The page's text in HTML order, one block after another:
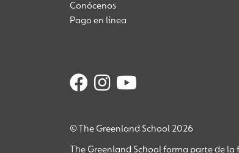
Conócenos
Pago en línea
© The Greenland School 2026
The Greenland School forma parte de